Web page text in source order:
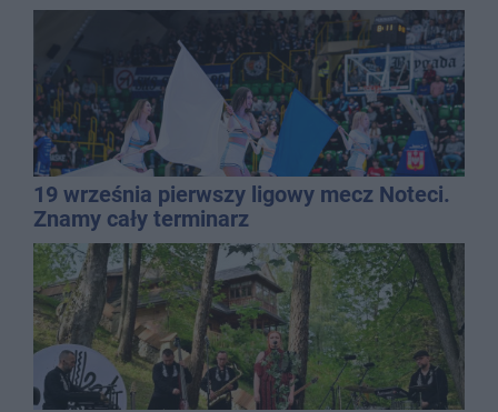
19 września pierwszy ligowy mecz Noteci.
Znamy cały terminarz